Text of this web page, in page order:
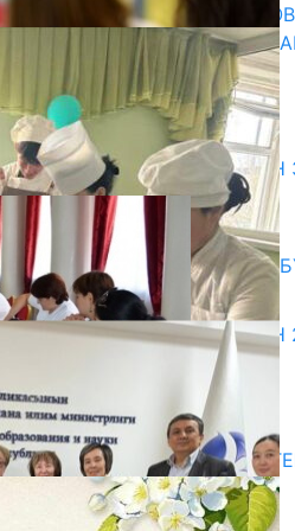
ПРЕЗИДЕНТ САДЫР
МАМЛЕКЕТТЕРДИН ӨКМӨТ
МЕНЕН ЖОЛУГУШТУ
07.08.2026
ЖОЖДОРГО КАБЫЛ АЛУУНУН
БАШТАЛДЫ
27.07.2026
ӨЗҮҢДҮН КЕЛЕЧЕГИҢ ҮЧҮН
20.07.2026
ЖОЖДОРГО КАБЫЛ АЛУУНУН
20.07.2026
СУЗАКТА 750 ОРУНДУУ
ПАЙДАЛАНУУГА БЕРИЛЕТ
07.08.2025